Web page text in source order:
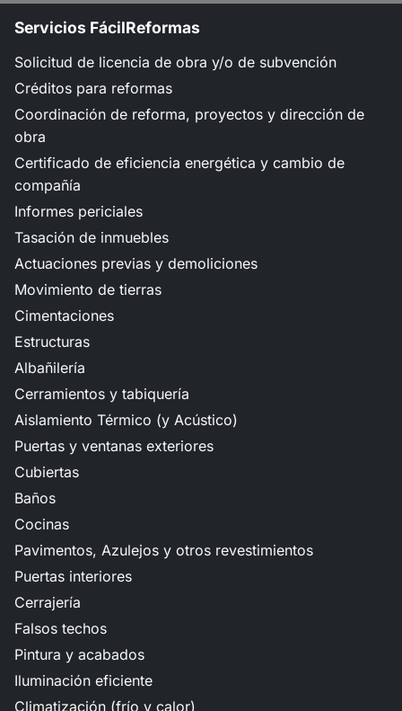
Servicios FácilReformas
Solicitud de licencia de obra y/o de subvención
Créditos para reformas
Coordinación de reforma, proyectos y dirección de
obra
Certificado de eficiencia energética y cambio de
compañía
Informes periciales
Tasación de inmuebles
Actuaciones previas y demoliciones
Movimiento de tierras
Cimentaciones
Estructuras
Albañilería
Cerramientos y tabiquería
Aislamiento Térmico (y Acústico)
Puertas y ventanas exteriores
Cubiertas
Baños
Cocinas
Pavimentos, Azulejos y otros revestimientos
Puertas interiores
Cerrajería
Falsos techos
Pintura y acabados
Iluminación eficiente
Climatización (frío y calor)